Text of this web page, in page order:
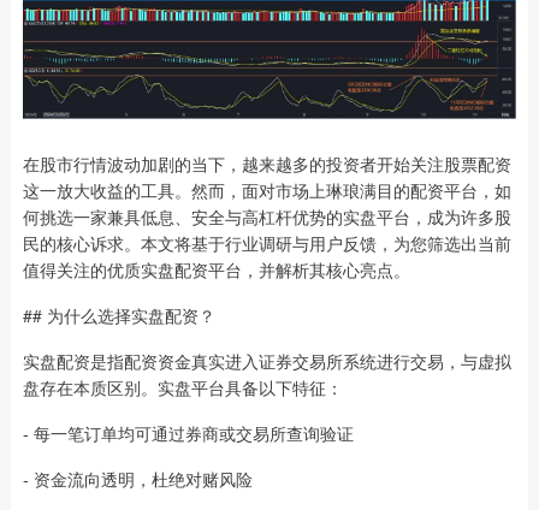
在股市行情波动加剧的当下，越来越多的投资者开始关注股票配资
这一放大收益的工具。然而，面对市场上琳琅满目的配资平台，如
何挑选一家兼具低息、安全与高杠杆优势的实盘平台，成为许多股
民的核心诉求。本文将基于行业调研与用户反馈，为您筛选出当前
值得关注的优质实盘配资平台，并解析其核心亮点。
## 为什么选择实盘配资？
实盘配资是指配资资金真实进入证券交易所系统进行交易，与虚拟
盘存在本质区别。实盘平台具备以下特征：
- 每一笔订单均可通过券商或交易所查询验证
- 资金流向透明，杜绝对赌风险